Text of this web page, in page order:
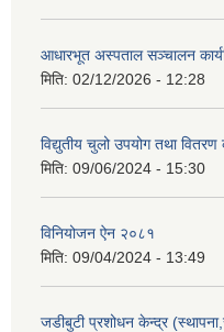
आधारभूत अस्पताल सञ्चालन
मिति: 02/12/2026 - 12:28
विद्युतीय चुलो उपयोग तथा वितरण
मिति: 09/06/2024 - 15:30
विनियोजन ऐन २०८१
मिति: 09/04/2024 - 13:49
जडीबुटी प्रशोधन केन्द्र